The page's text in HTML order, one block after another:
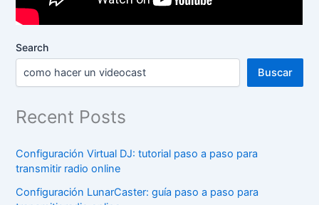
Search
Buscar
Recent Posts
Configuración Virtual DJ: tutorial paso a paso para
transmitir radio online
Configuración LunarCaster: guía paso a paso para